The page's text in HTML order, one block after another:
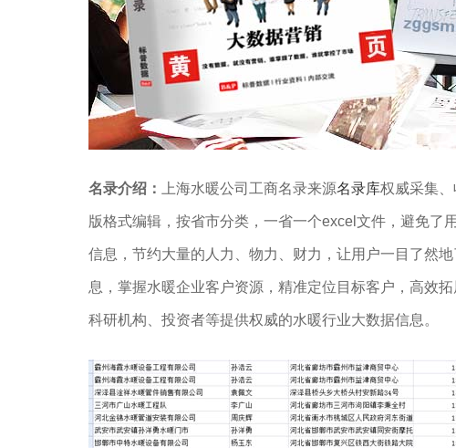
名录介绍： 上海水暖公司工商名录来源名录库权威采集
版格式编辑，按省市分类，一省一个excel文件，避免了
信息，节约大量的人力、物力、财力，让用户一目了然地
息，掌握水暖企业客户资源，精准定位目标客户，高效
科研机构、投资者等提供权威的水暖行业大数据信息。